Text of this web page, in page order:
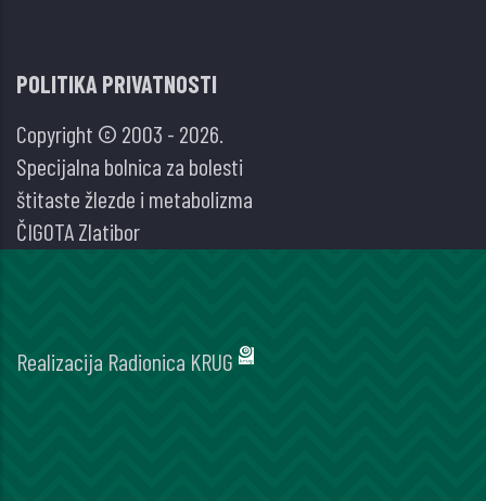
POLITIKA PRIVATNOSTI
Copyright © 2003 - 2026.
Specijalna bolnica za bolesti
štitaste žlezde i metabolizma
ČIGOTA Zlatibor
Realizacija Radionica KRUG